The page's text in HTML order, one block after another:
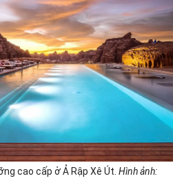
cao cấp ở Ả Rập Xê Út. Hình ảnh: